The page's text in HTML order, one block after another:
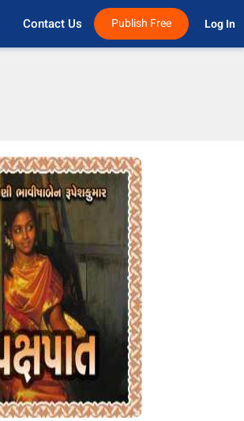
Contact Us Publish Free Log In